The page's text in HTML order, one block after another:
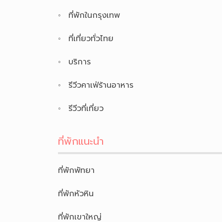
ที่พักในกรุงเทพ
ที่เที่ยวทั่วไทย
บริการ
รีวีวคาเฟ่ร้านอาหาร
รีวีวที่เที่ยว
ที่พักแนะนำ
ที่พักพัทยา
ที่พักหัวหิน
ที่พักเขาใหญ่